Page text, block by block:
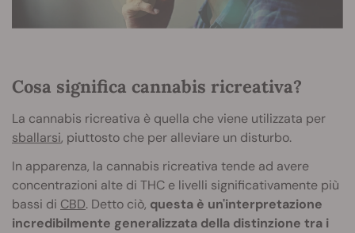
Cosa significa cannabis ricreativa?
La cannabis ricreativa è quella che viene utilizzata per
sballarsi, piuttosto che per alleviare un disturbo.
In apparenza, la cannabis ricreativa tende ad avere
concentrazioni alte di THC e livelli significativamente più
bassi di CBD. Detto ciò, questa è un'interpretazione
incredibilmente generalizzata della distinzione tra i